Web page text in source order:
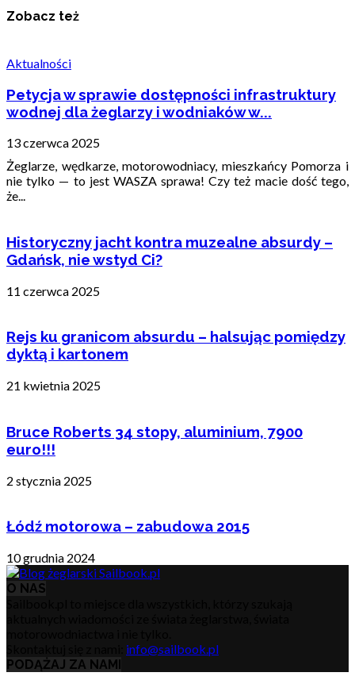
Zobacz też
Aktualności
Petycja w sprawie dostępności infrastruktury
wodnej dla żeglarzy i wodniaków w...
13 czerwca 2025
Żeglarze, wędkarze, motorowodniacy, mieszkańcy Pomorza i
nie tylko — to jest WASZA sprawa! Czy też macie dość tego,
że...
Historyczny jacht kontra muzealne absurdy –
Gdańsk, nie wstyd Ci?
11 czerwca 2025
Rejs ku granicom absurdu – halsując pomiędzy
dyktą i kartonem
21 kwietnia 2025
Bruce Roberts 34 stopy, aluminium, 7900
euro!!!
2 stycznia 2025
Łódź motorowa – zabudowa 2015
10 grudnia 2024
O NAS
info@sailbook.pl
PODĄŻAJ ZA NAMI